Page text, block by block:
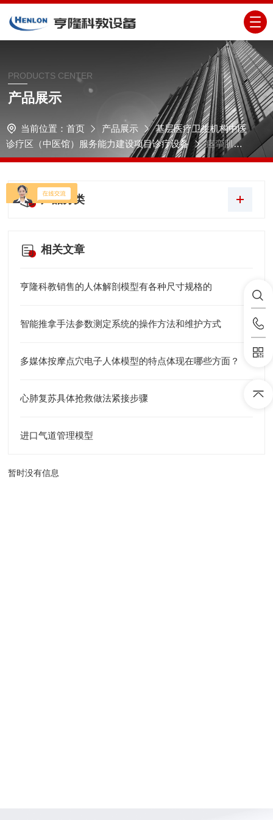
PRODUCTS CENTER
产品展示
当前位置： 首页 产品展示
基层医疗卫生机构中医
诊疗区（中医馆）服务能力建设项目诊疗设备
痉挛肌低
频治疗仪
产品分类
相关文章
亨隆科教销售的人体解剖模型有各种尺寸规格的
智能推拿手法参数测定系统的操作方法和维护方式
多媒体按摩点穴电子人体模型的特点体现在哪些方面？
心肺复苏具体抢救做法紧接步骤
进口气道管理模型
暂时没有信息